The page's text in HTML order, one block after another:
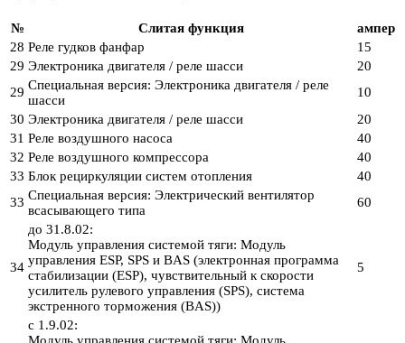
№ Слитая функция
ампер
28 Реле гудков фанфар
15
29 Электроника двигателя / реле шасси
20
29 Специальная версия: Электроника двигателя / реле
шасси
10
30 Электроника двигателя / реле шасси
20
31 Реле воздушного насоса
40
32 Реле воздушного компрессора
40
33 Блок рециркуляции систем отопления
40
33 Специальная версия: Электрический вентилятор
всасывающего типа
60
34
до 31.8.02:
Модуль управления системой тяги: Модуль
управления ESP, SPS и BAS (электронная программа
стабилизации (ESP), чувствительный к скорости
усилитель рулевого управления (SPS), система
экстренного торможения (BAS))
5
с 1.9.02:
Модуль управления системой тяги: Модуль